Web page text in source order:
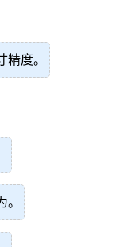
度。